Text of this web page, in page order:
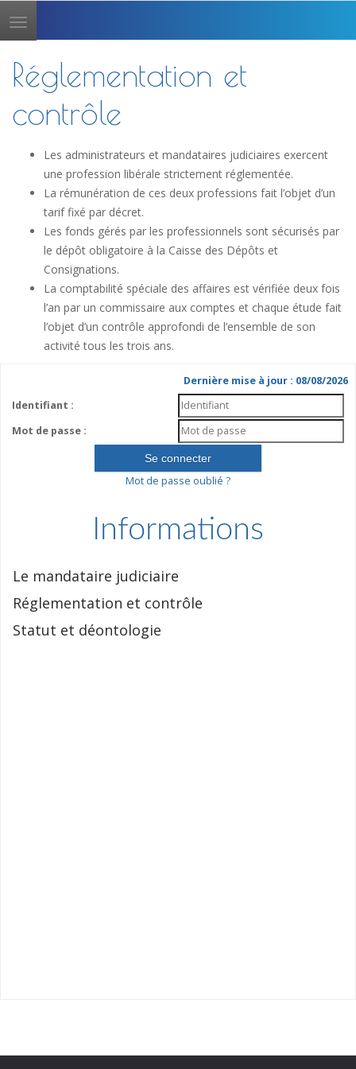
Toggle
navigation
Réglementation et
contrôle
Les administrateurs et mandataires judiciaires exercent
une profession libérale strictement réglementée.
La rémunération de ces deux professions fait l’objet d’un
tarif fixé par décret.
Les fonds gérés par les professionnels sont sécurisés par
le dépôt obligatoire à la Caisse des Dépôts et
Consignations.
La comptabilité spéciale des affaires est vérifiée deux fois
l’an par un commissaire aux comptes et chaque étude fait
l’objet d’un contrôle approfondi de l’ensemble de son
activité tous les trois ans.
Dernière mise à jour : 08/08/2026
Identifiant :
Mot de passe :
Mot de passe oublié ?
Informations
Le mandataire judiciaire
Réglementation et contrôle
Statut et déontologie